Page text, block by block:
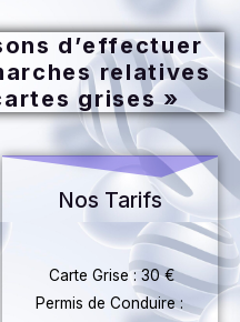
d’effectuer
relatives
grises »
Nos Tarifs
Carte Grise : 30 €
Permis de Conduire :